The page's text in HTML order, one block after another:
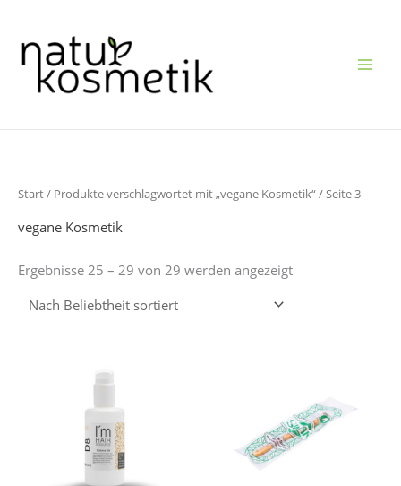
springen
Start/ Produkte verschlagwortet mit „vegane Kosmetik“/ Seite 3
vegane Kosmetik
Ergebnisse 25 – 29 von 29 werden angezeigt
Nach
Beliebtheit